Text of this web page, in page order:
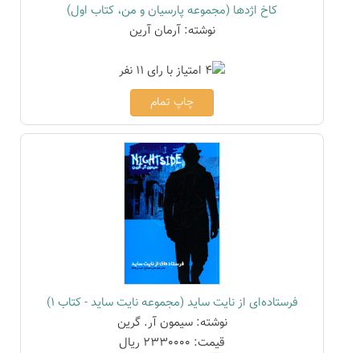
کاخ اژدها (مجموعه پارسیان و من، کتاب اول)
نوشته: آرمان آرین
چاپ تمام
فرستاده‌ای از نایت ساید (مجموعه نایت ساید - کتاب 1)
نوشته: سیمون آر. گرین
قیمت: 2330000 ریال